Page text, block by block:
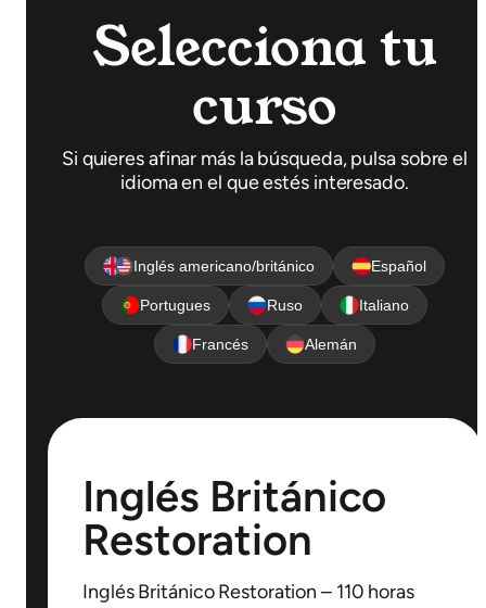
Selecciona tu
curso
Si quieres afinar más la búsqueda, pulsa sobre el
idioma en el que estés interesado.
Inglés americano/británico Español
Portugues Ruso Italiano
Francés Alemán
Inglés Británico
Restoration
Inglés Británico Restoration – 110 horas